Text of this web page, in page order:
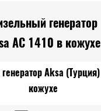
генератор
AC 1410 в кожухе